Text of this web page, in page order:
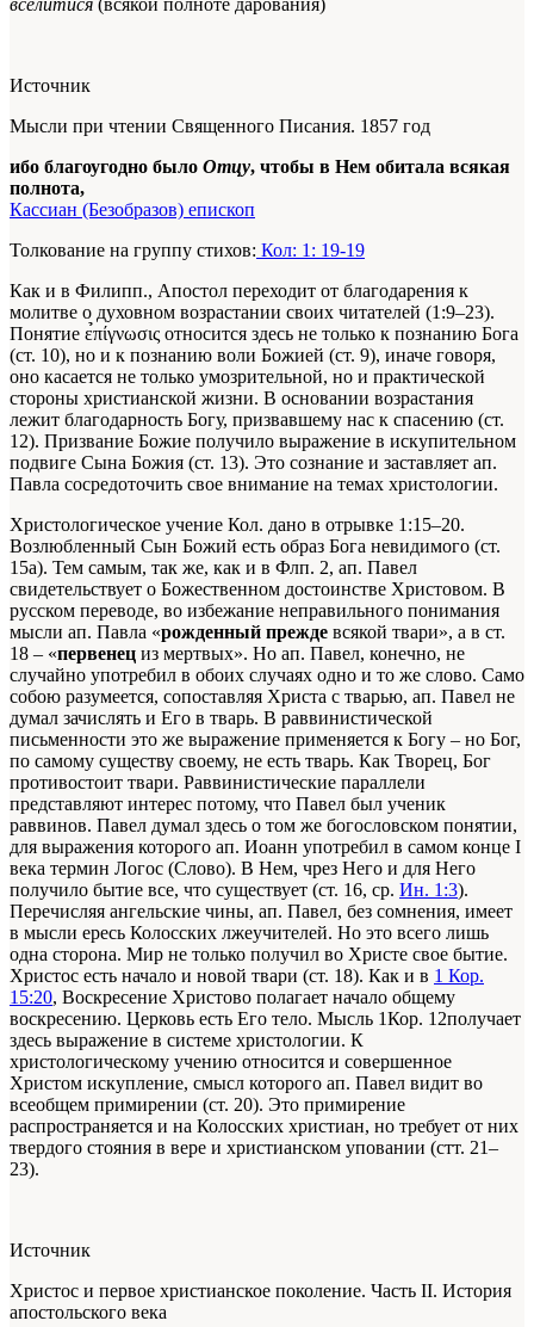
вселитися (всякой полноте дарования)
Источник
Мысли при чтении Священного Писания. 1857 год
ибо благоугодно было Отцу, чтобы в Нем обитала всякая
полнота,
Кассиан (Безобразов) епископ
Толкование на группу стихов: Кол: 1: 19-19
Как и в Филипп., Апостол переходит от благодарения к
молитве о духовном возрастании своих читателей (1:9–23).
Понятие ε̉πίγνωσις относится здесь не только к познанию Бога
(ст. 10), но и к познанию воли Божией (ст. 9), иначе говоря,
оно касается не только умозрительной, но и практической
стороны христианской жизни. В основании возрастания
лежит благодарность Богу, призвавшему нас к спасению (ст.
12). Призвание Божие получило выражение в искупительном
подвиге Сына Божия (ст. 13). Это сознание и заставляет ап.
Павла сосредоточить свое внимание на темах христологии.
Христологическое учение Кол. дано в отрывке 1:15–20.
Возлюбленный Сын Божий есть образ Бога невидимого (ст.
15а). Тем самым, так же, как и в Флп. 2, ап. Павел
свидетельствует о Божественном достоинстве Христовом. В
русском переводе, во избежание неправильного понимания
мысли ап. Павла «рожденный прежде всякой твари», а в ст.
18 – «первенец из мертвых». Но ап. Павел, конечно, не
случайно употребил в обоих случаях одно и то же слово. Само
собою разумеется, сопоставляя Христа с тварью, ап. Павел не
думал зачислять и Его в тварь. В раввинистической
письменности это же выражение применяется к Богу – но Бог,
по самому существу своему, не есть тварь. Как Творец, Бог
противостоит твари. Раввинистические параллели
представляют интерес потому, что Павел был ученик
раввинов. Павел думал здесь о том же богословском понятии,
для выражения которого ап. Иоанн употребил в самом конце I
века термин Логос (Слово). В Нем, чрез Него и для Него
получило бытие все, что существует (ст. 16, ср. Ин. 1:3).
Перечисляя ангельские чины, ап. Павел, без сомнения, имеет
в мысли ересь Колосских лжеучителей. Но это всего лишь
одна сторона. Мир не только получил во Христе свое бытие.
Христос есть начало и новой твари (ст. 18). Как и в 1 Кор.
15:20, Воскресение Христово полагает начало общему
воскресению. Церковь есть Его тело. Мысль 1Кор. 12получает
здесь выражение в системе христологии. К
христологическому учению относится и совершенное
Христом искупление, смысл которого ап. Павел видит во
всеобщем примирении (ст. 20). Это примирение
распространяется и на Колосских христиан, но требует от них
твердого стояния в вере и христианском уповании (стт. 21–
23).
Источник
Христос и первое христианское поколение. Часть II. История
апостольского века